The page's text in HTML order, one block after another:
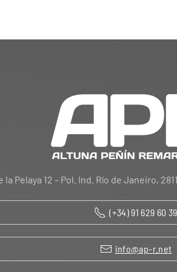
la Pelaya 12 – Pol. Ind. Río de Janeiro,
(+34) 91 629 60 39
info@ap-r.net